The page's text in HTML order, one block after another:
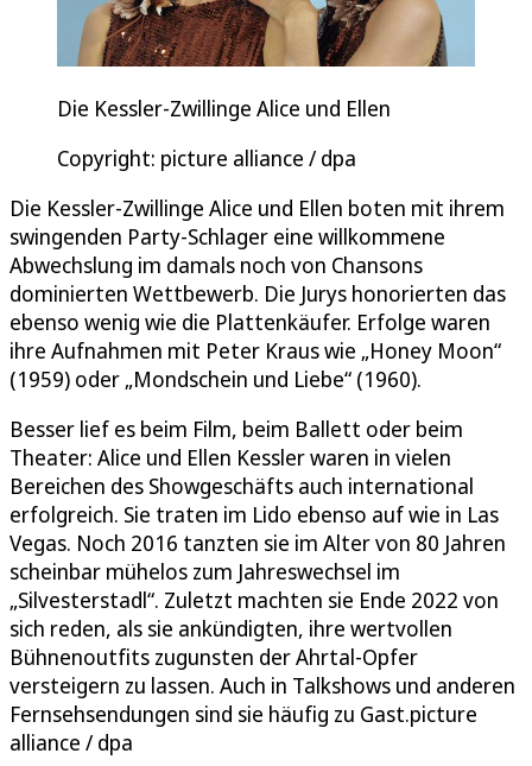
Die Kessler-Zwillinge Alice und Ellen
Copyright: picture alliance / dpa
Die Kessler-Zwillinge Alice und Ellen boten mit ihrem
swingenden Party-Schlager eine willkommene
Abwechslung im damals noch von Chansons
dominierten Wettbewerb. Die Jurys honorierten das
ebenso wenig wie die Plattenkäufer. Erfolge waren
ihre Aufnahmen mit Peter Kraus wie „Honey Moon“
(1959) oder „Mondschein und Liebe“ (1960).
Besser lief es beim Film, beim Ballett oder beim
Theater: Alice und Ellen Kessler waren in vielen
Bereichen des Showgeschäfts auch international
erfolgreich. Sie traten im Lido ebenso auf wie in Las
Vegas. Noch 2016 tanzten sie im Alter von 80 Jahren
scheinbar mühelos zum Jahreswechsel im
„Silvesterstadl“. Zuletzt machten sie Ende 2022 von
sich reden, als sie ankündigten, ihre wertvollen
Bühnenoutfits zugunsten der Ahrtal-Opfer
versteigern zu lassen. Auch in Talkshows und anderen
Fernsehsendungen sind sie häufig zu Gast.picture
alliance / dpa